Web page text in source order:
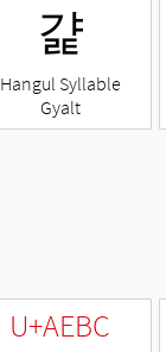
걅
Hangul Syllable
Gyalt
U+AEBC